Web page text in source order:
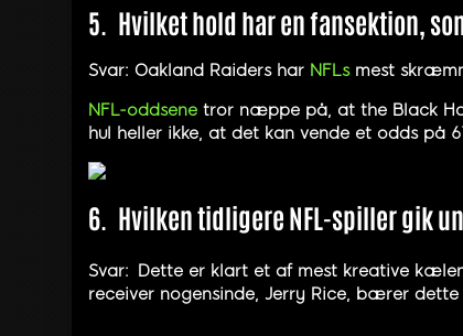
5. Hvilket hold har en fansektion,
Svar: Oakland Raiders har NFLsmest
NFL-oddsenetror næppe på, at the Black
hul heller ikke, at det kan vende et odds på
6. Hvilken tidligere NFL-spiller gik
Svar: Dette er klart et af mest kreative
receiver nogensinde, Jerry Rice, bærer dette